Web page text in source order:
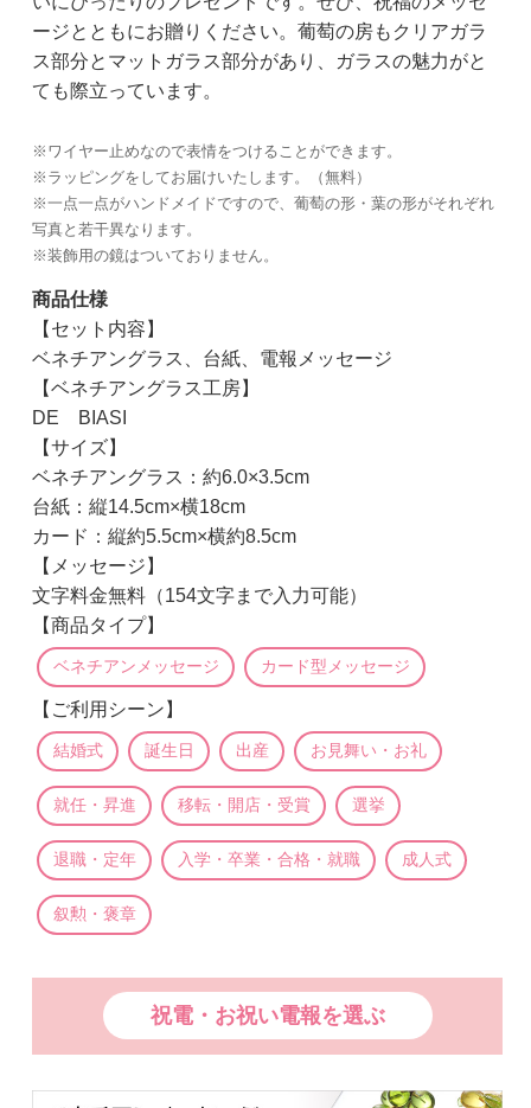
ージとともにお贈りください。葡萄の房もクリアガラ
ス部分とマットガラス部分があり、ガラスの魅力がと
ても際立っています。
※ワイヤー止めなので表情をつけることができます。
※ラッピングをしてお届けいたします。（無料）
※一点一点がハンドメイドですので、葡萄の形・葉の形がそれぞれ
写真と若干異なります。
※装飾用の鏡はついておりません。
商品仕様
【セット内容】
ベネチアングラス、台紙、電報メッセージ
【ベネチアングラス工房】
DE BIASI
【サイズ】
ベネチアングラス：約6.0×3.5cm
台紙：縦14.5cm×横18cm
カード：縦約5.5cm×横約8.5cm
【メッセージ】
文字料金無料（154文字まで入力可能）
【商品タイプ】
ベネチアンメッセージ カード型メッセージ
【ご利用シーン】
結婚式 誕生日 出産 お見舞い・お礼
就任・昇進 移転・開店・受賞 選挙
退職・定年 入学・卒業・合格・就職 成人式
叙勲・褒章
祝電・お祝い電報を選ぶ